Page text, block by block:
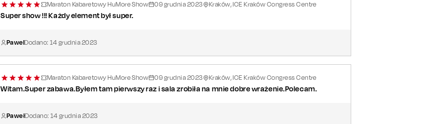
Maraton Kabaretowy HuMore Show 09 grudnia 2023 Kraków, ICE Kraków Congress Centre
Super show !!! Każdy element był super.
PawelDodano:14 grudnia 2023
Maraton Kabaretowy HuMore Show 09 grudnia 2023 Kraków, ICE Kraków Congress Centre
Witam.Super zabawa.Byłem tam pierwszy raz i sala zrobiła na mnie dobre wrażenie.Polecam.
PawełDodano:14 grudnia 2023